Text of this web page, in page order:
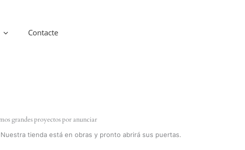
Contacte
grandes proyectos por anunciar
tienda está en obras y pronto abrirá sus puertas.